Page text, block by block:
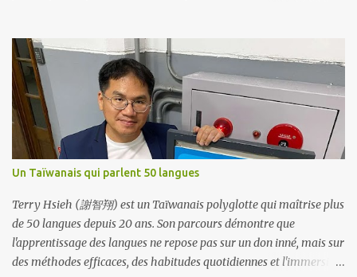
Thaïlande. Cela crée une demande de communication dans ces
langues dans des secteurs comme la production manufacturière,
les services à la personne et la construction. Politique
gouvernementale La Nouvelle politique d’ouverture vers le Sud de
Taïwan vise à renforcer ses liens avec l’Asie du Sud-Est. Depuis
2017, le ministère de l’Éducation propose des programmes
linguistiques qui ont permis à plus de 30 000 élèves d’apprendre
l’indonésien, le thaï, le malais, le birman et le vietnamien. Ces
cours incluent désormais le vocabulaire professionnel nécessaire
aux affaires et au commerce....
Un Taïwanais qui parlent 50 langues
Terry Hsieh (謝智翔) est un Taïwanais polyglotte qui maîtrise plus
de 50 langues depuis 20 ans. Son parcours démontre que
l'apprentissage des langues ne repose pas sur un don inné, mais sur
des méthodes efficaces, des habitudes quotidiennes et l'immersion.